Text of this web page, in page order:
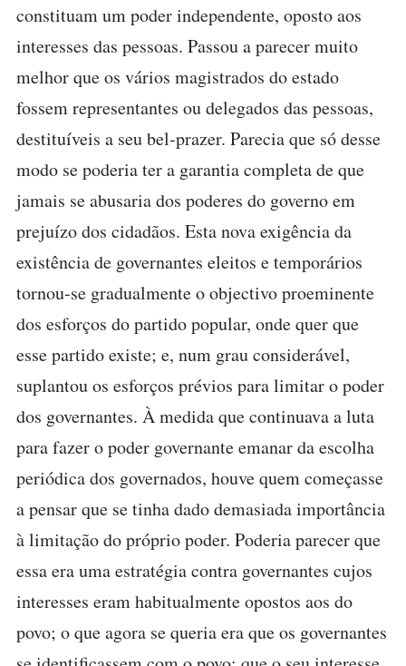
constituam um poder independente, oposto aos
interesses das pessoas. Passou a parecer muito
melhor que os vários magistrados do estado
fossem representantes ou delegados das pessoas,
destituíveis a seu bel-prazer. Parecia que só desse
modo se poderia ter a garantia completa de que
jamais se abusaria dos poderes do governo em
prejuízo dos cidadãos. Esta nova exigência da
existência de governantes eleitos e temporários
tornou-se gradualmente o objectivo proeminente
dos esforços do partido popular, onde quer que
esse partido existe; e, num grau considerável,
suplantou os esforços prévios para limitar o poder
dos governantes. À medida que continuava a luta
para fazer o poder governante emanar da escolha
periódica dos governados, houve quem começasse
a pensar que se tinha dado demasiada importância
à limitação do próprio poder. Poderia parecer que
essa era uma estratégia contra governantes cujos
interesses eram habitualmente opostos aos do
povo; o que agora se queria era que os governantes